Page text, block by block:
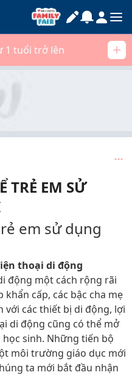
1 tuổi trở lên
TRẺ EM SỬ
em sử dụng
thoại di động
động một cách rộng rãi
cấp, các bậc cha mẹ
với các thiết bị di động, lợi
di động cũng có thể mở
sinh. Những tiến bộ
môi trường giáo dục mới
ta mới bắt đầu nhận